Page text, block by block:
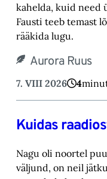
kahelda, kuid need
Fausti teeb temast
rääkida lugu.‎
Aurora Ruus
7. VIII 2026 4
Kuidas
Nagu oli noortel
väljund, on neil